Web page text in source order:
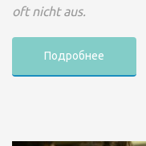
oft nicht aus.
Подробнее